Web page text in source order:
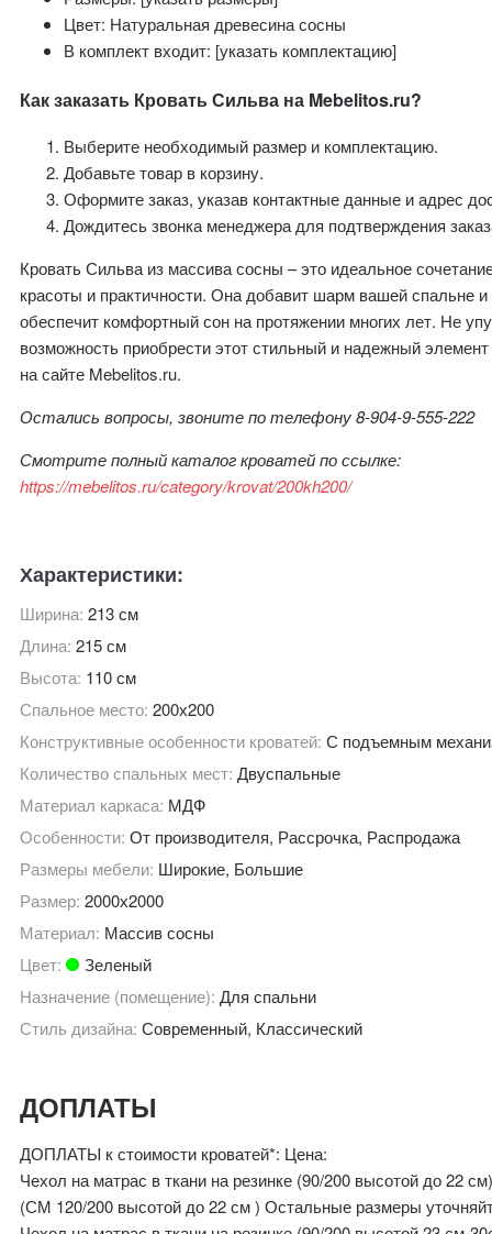
Цвет: Натуральная древесина сосны
В комплект входит: [указать комплектацию]
Как заказать Кровать Сильва на Mebelitos.ru?
Выберите необходимый размер и комплектацию.
Добавьте товар в корзину.
Оформите заказ, указав контактные данные и адрес
Дождитесь звонка менеджера для подтверждения
Кровать Сильва из массива сосны – это идеальное
красоты и практичности. Она добавит шарм вашей спальне и
обеспечит комфортный сон на протяжении многих лет. Не
возможность приобрести этот стильный и надежный
на сайте Mebelitos.ru.
Остались вопросы, звоните по телефону 8-904-9-555-222
Смотрите полный каталог кроватей по ссылке:
https://mebelitos.ru/category/krovat/200kh200/
Характеристики:
Ширина:213 см
Длина:215 см
Высота: 110 см
Спальное место:200х200
Конструктивные особенности кроватей:С подъемным
Количество спальных мест:Двуспальные
Материал каркаса: МДФ
Особенности:От производителя, Рассрочка, Распродажа
Размеры мебели: Широкие, Большие
Размер:2000х2000
Материал: Массив сосны
Цвет:
Зеленый
Назначение (помещение):Для спальни
Стиль дизайна:Современный, Классический
ДОПЛАТЫ
ДОПЛАТЫ к стоимости кроватей*: Цена:
Чехол на матрас в ткани на резинке (90/200 высотой до 22
(СМ 120/200 высотой до 22 см ) Остальные размеры